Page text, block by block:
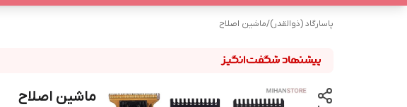
پاسارگاد (ذوالقدر)/ماشین اصلاح
ماشین اصلاح